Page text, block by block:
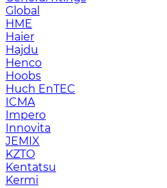
Global
HME
Haier
Hajdu
Henco
Hoobs
Huch EnTEC
ICMA
Impero
Innovita
JEMIX
KZTO
Kentatsu
Kermi